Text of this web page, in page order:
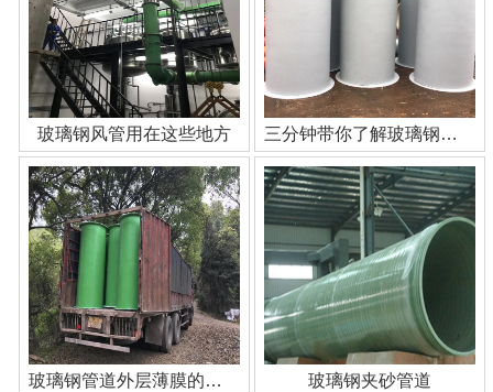
玻璃钢风管用在这些地方 三分钟带你了解玻璃钢管道
玻璃钢管道外层薄膜的作用 玻璃钢夹砂管道